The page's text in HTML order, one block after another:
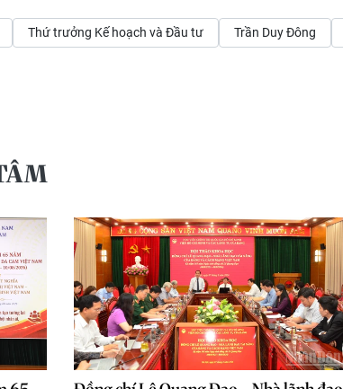
Thứ trưởng Kế hoạch và Đầu tư Trần Duy Đông